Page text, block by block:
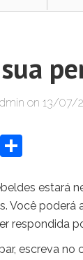
on 13/07/
Twitter
estará
Você poderá
respondida
escreva